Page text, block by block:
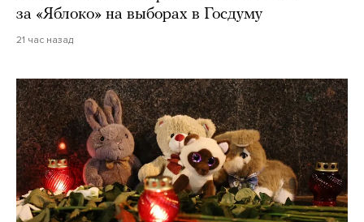
за «Яблоко» на выборах в Госдуму
21 час назад